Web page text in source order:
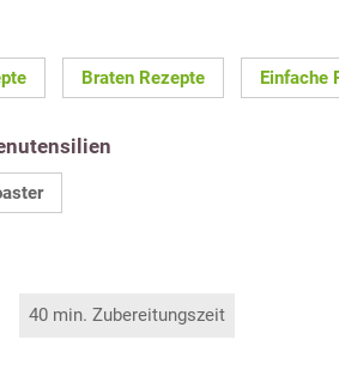
Braten Rezepte Einfache
40 min. Zubereitungszeit